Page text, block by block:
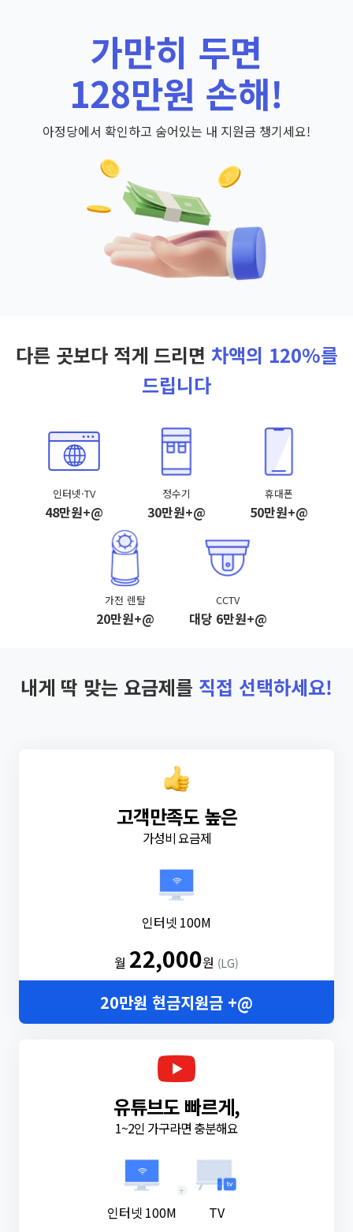
가만히 두면
128만원 손해!
아정당에서 확인하고 숨어있는 내 지원금 챙기세요!
다른 곳보다 적게 드리면 차액의 120%를
드립니다
인터넷·TV
48만원+@
정수기
30만원+@
휴대폰
50만원+@
가전 렌탈
20만원+@
CCTV
대당 6만원+@
내게 딱 맞는 요금제를 직접 선택하세요!
고객만족도 높은
가성비 요금제
인터넷 100M
월 22,000원 (LG)
20만원 현금지원금 +@
유튜브도 빠르게,
1~2인 가구라면 충분해요
인터넷 100M
+
TV